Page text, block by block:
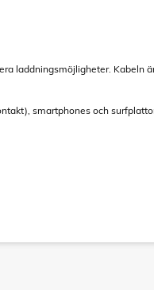
laddningsmöjligheter.
smartphones och